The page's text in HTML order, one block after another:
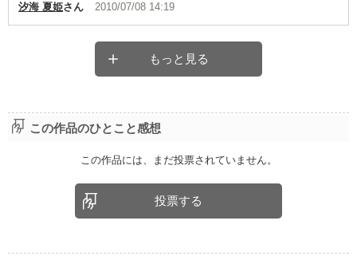
汐海 夏姫さん 2010/07/08 14:19
もっと見る
この作品のひとこと感想
この作品には、まだ投票されていません。
投票する